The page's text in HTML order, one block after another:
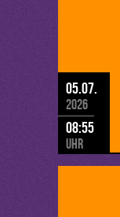
05.07.
2026
08:55
Uhr